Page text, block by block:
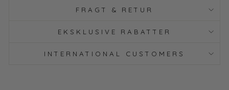
FRAGT & RETUR
EKSKLUSIVE RABATTER
INTERNATIONAL CUSTOMERS